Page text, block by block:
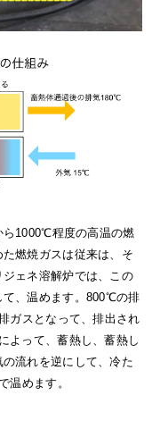
ら1000℃程度の高温の燃
燃焼ガスは従来は、そ
ェネ溶解炉では、この
て、温めます。800℃の排
ガスとなって、排出され
よって、蓄熱し、蓄熱し
流れを逆にして、冷た
温めます。